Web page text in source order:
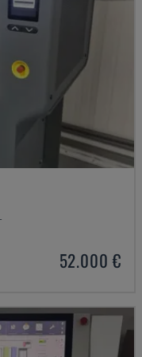
52.000 €